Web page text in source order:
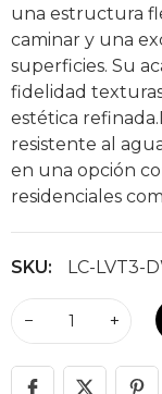
una estructura
caminar y una
superficies. Su
fidelidad
estética
resistente al
en una opción
residenciales
SKU: LC-LVT3-
− +